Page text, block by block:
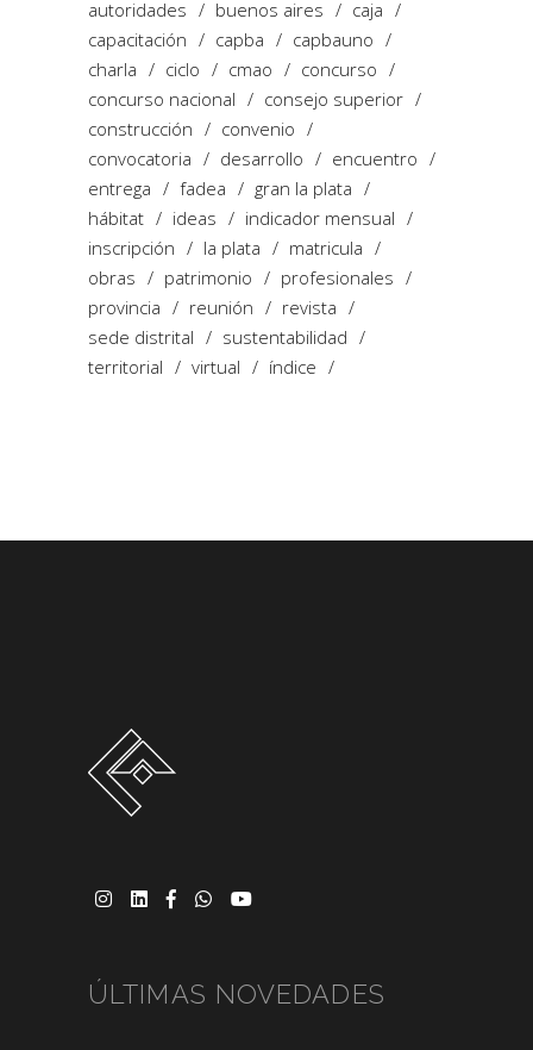
autoridades
buenos aires
caja
capacitación
capba
capbauno
charla
ciclo cmao
concurso
concurso nacional
consejo superior
construcción
convenio
convocatoria
desarrollo
encuentro
entrega
fadea
gran la plata
hábitat
ideas
indicador mensual
inscripción
la plata
matricula
obras
patrimonio
profesionales
provincia
reunión
revista
sede distrital
sustentabilidad
territorial
virtual índice
ÚLTIMAS NOVEDADES